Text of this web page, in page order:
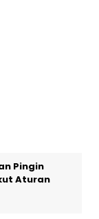
Pingin
Aturan